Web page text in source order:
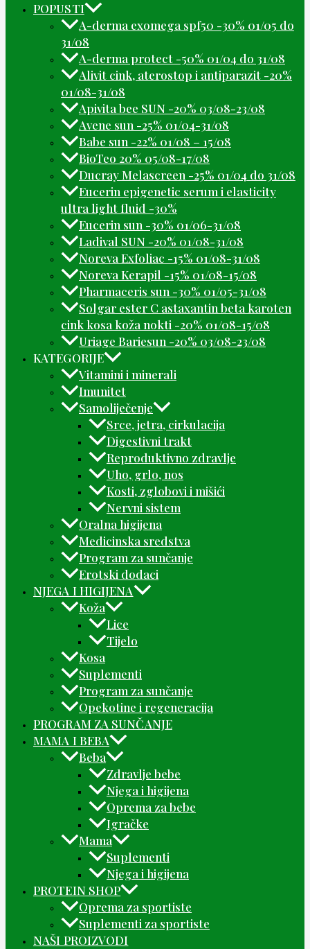
POPUSTI
A-derma exomega spf50 -30% 01/05 do
31/08
A-derma protect -50% 01/04 do 31/08
Alivit cink, aterostop i antiparazit -20%
01/08-31/08
Apivita bee SUN -20% 03/08-23/08
Avene sun -25% 01/04-31/08
Babe sun -22% 01/08 – 15/08
BioTeo 20% 05/08-17/08
Ducray Melascreen -25% 01/04 do 31/08
Eucerin epigenetic serum i elasticity
ultra light fluid -30%
Eucerin sun -30% 01/06-31/08
Ladival SUN -20% 01/08-31/08
Noreva Exfoliac -15% 01/08-31/08
Noreva Kerapil -15% 01/08-15/08
Pharmaceris sun -30% 01/05-31/08
Solgar ester C astaxantin beta karoten
cink kosa koža nokti -20% 01/08-15/08
Uriage Bariesun -20% 03/08-23/08
KATEGORIJE
Vitamini i minerali
Imunitet
Samoliječenje
Srce, jetra, cirkulacija
Digestivni trakt
Reproduktivno zdravlje
Uho, grlo, nos
Kosti, zglobovi i mišići
Nervni sistem
Oralna higijena
Medicinska sredstva
Program za sunčanje
Erotski dodaci
NJEGA I HIGIJENA
Koža
Lice
Tijelo
Kosa
Suplementi
Program za sunčanje
Opekotine i regeneracija
PROGRAM ZA SUNČANJE
MAMA I BEBA
Beba
Zdravlje bebe
Njega i higijena
Oprema za bebe
Igračke
Mama
Suplementi
Njega i higijena
PROTEIN SHOP
Oprema za sportiste
Suplementi za sportiste
NAŠI PROIZVODI